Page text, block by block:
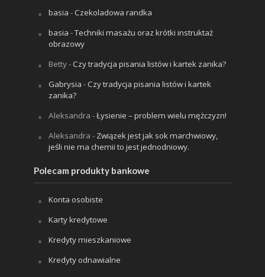
basia -Czekoladowa randka
basia -Techniki masażu oraz krótki instruktaż
obrazowy
Betty-Czy tradycja pisania listów i kartek zanika?
Gabrysia -Czy tradycja pisania listów i kartek
zanika?
Aleksandra -Łysienie – problem wielu mężczyzn!
Aleksandra - Związek jest jak sok marchwiowy,
jeśli nie ma chemii to jest jednodniowy.
Polecam produkty bankowe
Konta osobiste
Karty kredytowe
Kredyty mieszkaniowe
Kredyty odnawialne